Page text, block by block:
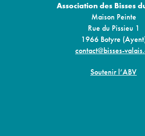
Association des Bisses
Maison Peinte
Rue du Pissieu 1
1966 Botyre
contact@bisses-
Soutenir l’ABV